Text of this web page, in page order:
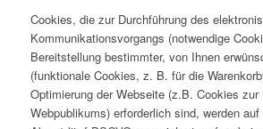
Cookies, die zur Durchführung des
Kommunikationsvorgangs (notwendige
Bereitstellung bestimmter, von Ihnen
(funktionale Cookies, z. B. für die
Optimierung der Webseite (z.B. Cookies zur
Webpublikums) erforderlich sind, werden